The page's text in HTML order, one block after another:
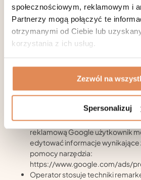
społecznościowym, reklamowym i
Partnerzy mogą połączyć te
otrzymanymi od Ciebie lub
korzystania z ich usług.
Zezwól na
Spersonalizuj
administrowania serwisem.
Istotne techniki
marketingowe
poprzez Google Analytics
Operator nie przekazuje do
osobowych, a jedynie
Usługa bazuje na wykorzystaniu
końcowym użytkownika. W
preferencjach użytkownika
reklamową Google użytkownik
edytować informacje wynikające
pomocy narzędzia:
https://www.google.com/ads/
Operator stosuje techniki